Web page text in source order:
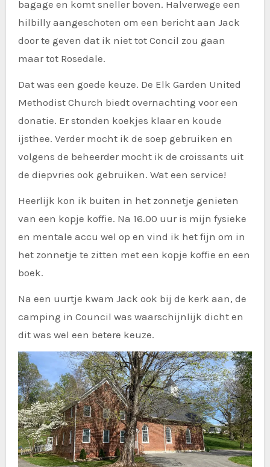
bagage en komt sneller boven. Halverwege een
hilbilly aangeschoten om een bericht aan Jack
door te geven dat ik niet tot Concil zou gaan
maar tot Rosedale.
Dat was een goede keuze. De Elk Garden United
Methodist Church biedt overnachting voor een
donatie. Er stonden koekjes klaar en koude
ijsthee. Verder mocht ik de soep gebruiken en
volgens de beheerder mocht ik de croissants uit
de diepvries ook gebruiken. Wat een service!
Heerlijk kon ik buiten in het zonnetje genieten
van een kopje koffie. Na 16.00 uur is mijn fysieke
en mentale accu wel op en vind ik het fijn om in
het zonnetje te zitten met een kopje koffie en een
boek.
Na een uurtje kwam Jack ook bij de kerk aan, de
camping in Council was waarschijnlijk dicht en
dit was wel een betere keuze.